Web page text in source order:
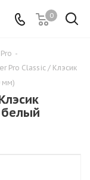
0
-
Pro Classic / Клэсик
мм)